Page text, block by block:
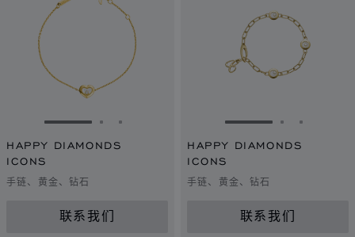
转到幻灯片 1转到幻灯片 2
转到幻灯片 3
HAPPY DIAMONDS
ICONS
手链、黄金、钻石
联系我们
转到幻灯片 1转到幻灯
转到幻
HAPPY DIAMONDS
ICONS
手链、黄金、钻石
联系我们